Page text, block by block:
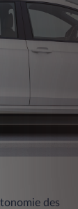
des